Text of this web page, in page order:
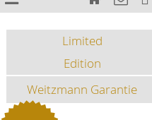
Limited
Edition
Weitzmann Garantie